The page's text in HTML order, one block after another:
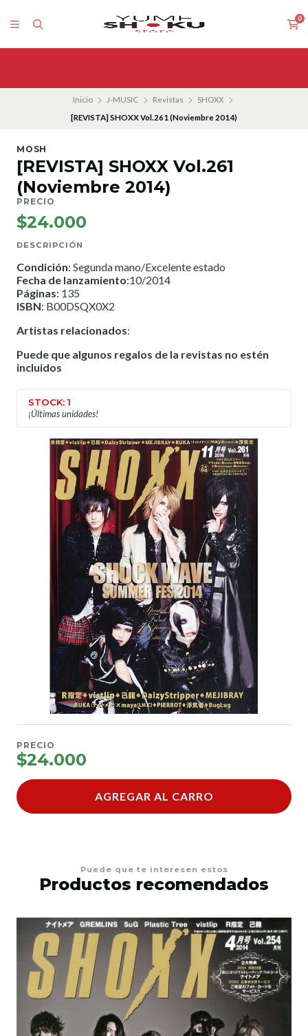
0
Inicio J-MUSIC Revistas
SHOXX
[REVISTA] SHOXX Vol.261 (Noviembre 2014)
MOSH
[REVISTA] SHOXX Vol.261
(Noviembre 2014)
PRECIO
$24.000
DESCRIPCIÓN
Condición: Segunda mano/Excelente estado
Fecha de lanzamiento:10/2014
Páginas: 135
ISBN: B00DSQX0X2
Artistas relacionados:
Puede que algunos regalos de la revistas no estén
incluidos
STOCK: 1
¡Últimas unidades!
PRECIO
$24.000
AGREGAR AL CARRO
Puede que te interesen estos
Productos recomendados